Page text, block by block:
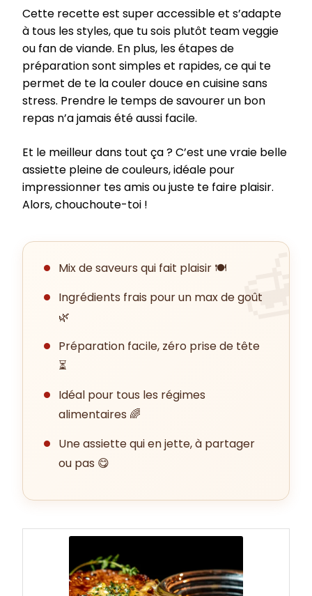
Cette recette est super accessible et s’adapte
à tous les styles, que tu sois plutôt team veggie
ou fan de viande. En plus, les étapes de
préparation sont simples et rapides, ce qui te
permet de te la couler douce en cuisine sans
stress. Prendre le temps de savourer un bon
repas n’a jamais été aussi facile.
Et le meilleur dans tout ça ? C’est une vraie belle
assiette pleine de couleurs, idéale pour
impressionner tes amis ou juste te faire plaisir.
Alors, chouchoute-toi !
Mix de saveurs qui fait plaisir 🍽️
Ingrédients frais pour un max de goût
🌿
Préparation facile, zéro prise de tête
⏳
Idéal pour tous les régimes
alimentaires 🌈
Une assiette qui en jette, à partager
ou pas 😋